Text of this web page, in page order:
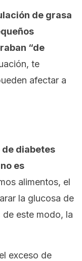
de grasa
“de
te
afectar a
de diabetes
es
alimentos, el
la glucosa de
este modo, la
exceso de